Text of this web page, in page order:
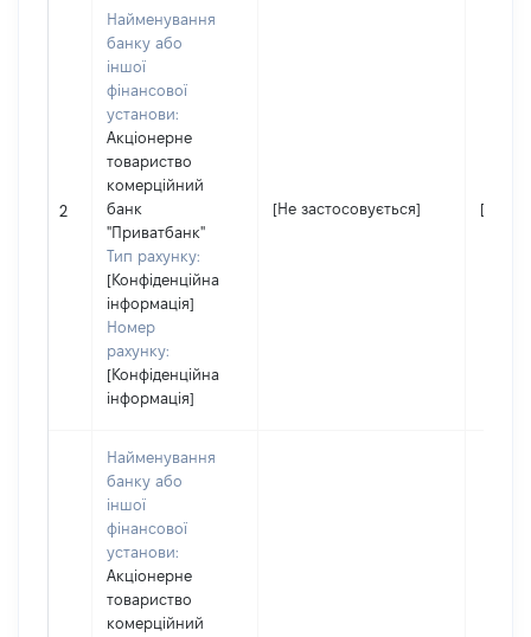
2
Найменування
банку або
іншої
фінансової
установи:
Акціонерне
товариство
комерційний
банк
"Приватбанк"
Тип рахунку:
[Конфіденційна
інформація]
Номер
рахунку:
[Конфіденційна
інформація]
[Не застосовується] [Не
Найменування
банку або
іншої
фінансової
установи:
Акціонерне
товариство
комерційний